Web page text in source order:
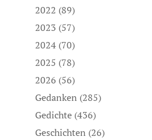
2022 (89)
2023 (57)
2024(70)
2025 (78)
2026 (56)
Gedanken (285)
Gedichte(436)
Geschichten (26)